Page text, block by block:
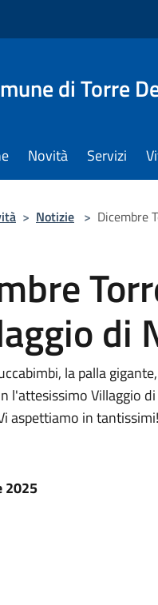
di Torre
Novità Servizi
> Notizie > Dicembre
di
la palla
l'attesissimo Villaggio
aspettiamo in
2025